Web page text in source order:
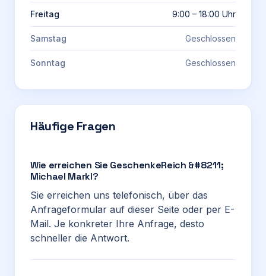
Freitag 9:00 – 18:00 Uhr
Samstag Geschlossen
Sonntag Geschlossen
Häufige Fragen
Wie erreichen Sie GeschenkeReich &#8211;
Michael Markl?
Sie erreichen uns telefonisch, über das
Anfrageformular auf dieser Seite oder per E-
Mail. Je konkreter Ihre Anfrage, desto
schneller die Antwort.